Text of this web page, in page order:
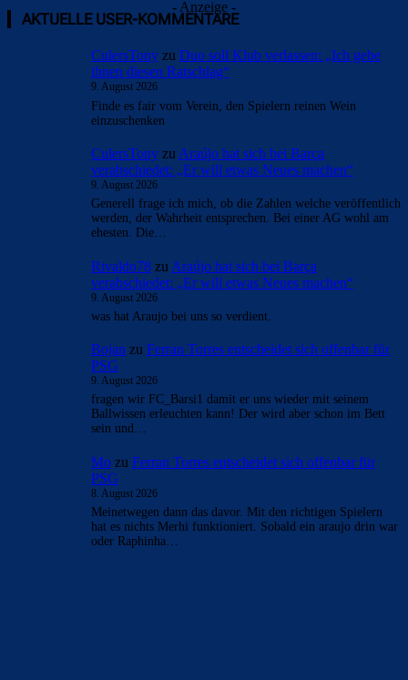
- Anzeige -
AKTUELLE USER-KOMMENTARE
CulersTony zu Duo soll Klub verlassen: „Ich gebe
ihnen diesen Ratschlag“
9. August 2026
Finde es fair vom Verein, den Spielern reinen Wein
einzuschenken
CulersTony zu Araújo hat sich bei Barça
verabschiedet: „Er will etwas Neues machen“
9. August 2026
Generell frage ich mich, ob die Zahlen welche veröffentlich
werden, der Wahrheit entsprechen. Bei einer AG wohl am
ehesten. Die…
Rivaldo78 zu Araújo hat sich bei Barça
verabschiedet: „Er will etwas Neues machen“
9. August 2026
was hat Araujo bei uns so verdient.
Bojan zu Ferran Torres entscheidet sich offenbar für
PSG
9. August 2026
fragen wir FC_Barsi1 damit er uns wieder mit seinem
Ballwissen erleuchten kann! Der wird aber schon im Bett
sein und…
Mo zu Ferran Torres entscheidet sich offenbar für
PSG
8. August 2026
Meinetwegen dann das davor. Mit den richtigen Spielern
hat es nichts Merhi funktioniert. Sobald ein araujo drin war
oder Raphinha…